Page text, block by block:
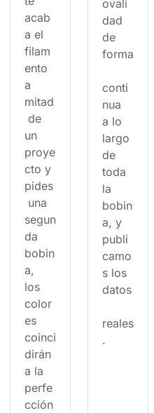
acab
a el
filam
ento
a
mitad
de
un
proye
cto y
pides
una
segun
da
bobin
a,
los
color
es
coinci
dirán
a la
perfe
cción
ovali
dad
de
forma
conti
nua
a lo
largo
de
toda
la
bobin
a, y
publi
camo
s los
datos
reales
.